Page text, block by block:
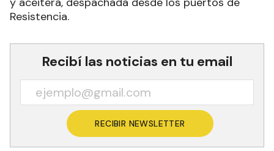
Resistencia.
Recibí las noticias en tu email
RECIBIR NEWSLETTER